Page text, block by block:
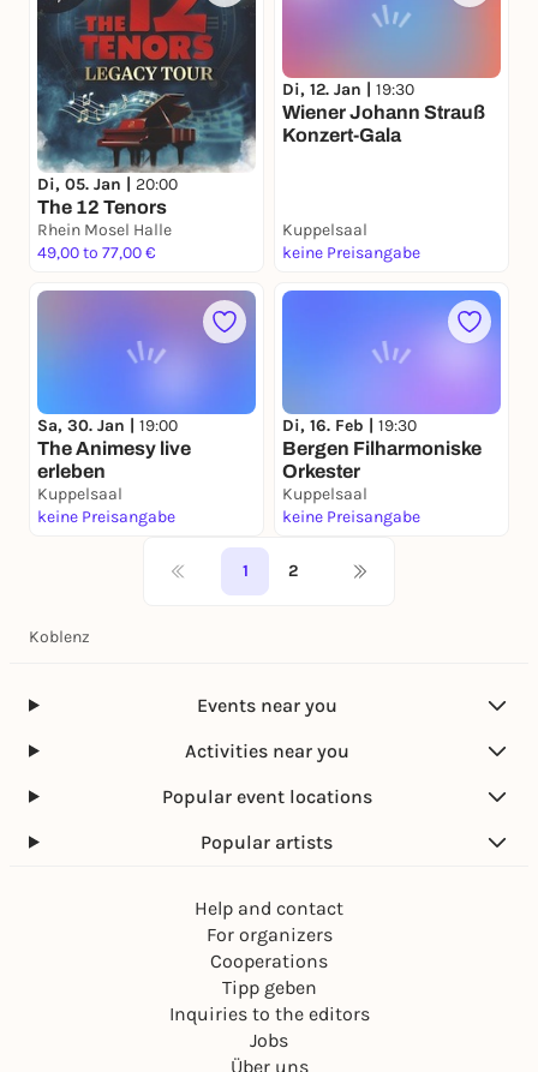
Di, 05. Jan | 20:00
The 12 Tenors
Rhein Mosel Halle
49,00 to 77,00 €
Di, 12. Jan | 19:30
Wiener Johann Strauß
Konzert-Gala
Kuppelsaal
keine Preisangabe
Sa, 30. Jan | 19:00
The Animesy live
erleben
Kuppelsaal
keine Preisangabe
Di, 16. Feb | 19:30
Bergen Filharmoniske
Orkester
Kuppelsaal
keine Preisangabe
1 2
Koblenz
Events near you
Activities near you
Popular event locations
Popular artists
Help and contact
For organizers
Cooperations
Tipp geben
Inquiries to the editors
Jobs
Über uns